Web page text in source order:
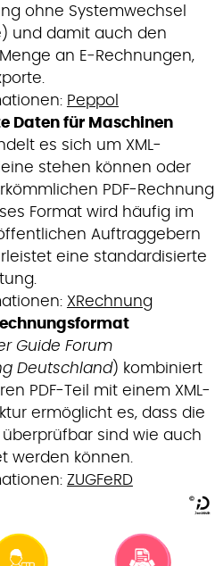
ohne Systemwechsel
und damit auch den
an E‑Rechnungen,
Peppol
Daten für Maschinen
es sich um XML-
stehen können oder
PDF-Rechnung
Format wird häufig im
Auftraggebern
eine standardisierte
XRechnung
Guide Forum
Deutschland) kombiniert
PDF-Teil mit einem XML-
ermöglicht es, dass die
sind wie auch
werden können.
ZUGFeRD